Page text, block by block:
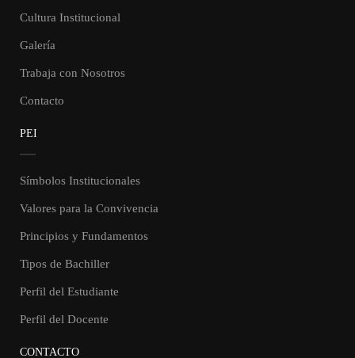
Cultura Institucional
Galería
Trabaja con Nosotros
Contacto
PEI
Símbolos Institucionales
Valores para la Convivencia
Principios y Fundamentos
Tipos de Bachiller
Perfil del Estudiante
Perfil del Docente
CONTACTO